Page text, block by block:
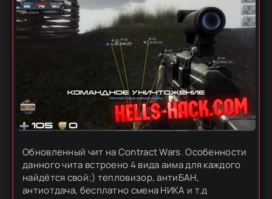
Обновленный чит на Contract Wars. Особенности
данного чита встроено 4 вида аима для каждого
найдётся свой;) тепловизор, антиБАН,
антиотдача, бесплатно смена НИКА и т.д